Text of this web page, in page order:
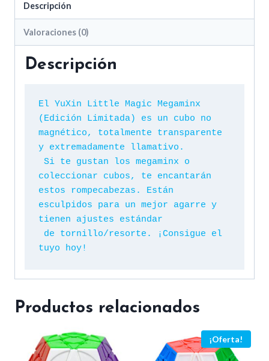
Descripción
Valoraciones (0)
Descripción
El YuXin Little Magic Megaminx
(Edición Limitada) es un cubo no
magnético, totalmente transparente
y extremadamente llamativo.
coleccionar cubos, te encantarán
estos rompecabezas. Están
esculpidos para un mejor agarre y
tienen ajustes estándar
tuyo hoy!
Productos relacionados
¡Oferta!